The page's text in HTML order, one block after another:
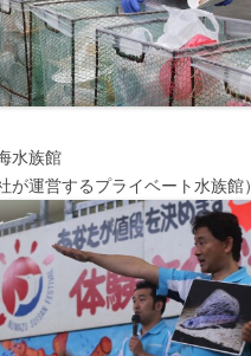
水族館
運営するプライベート水族館）